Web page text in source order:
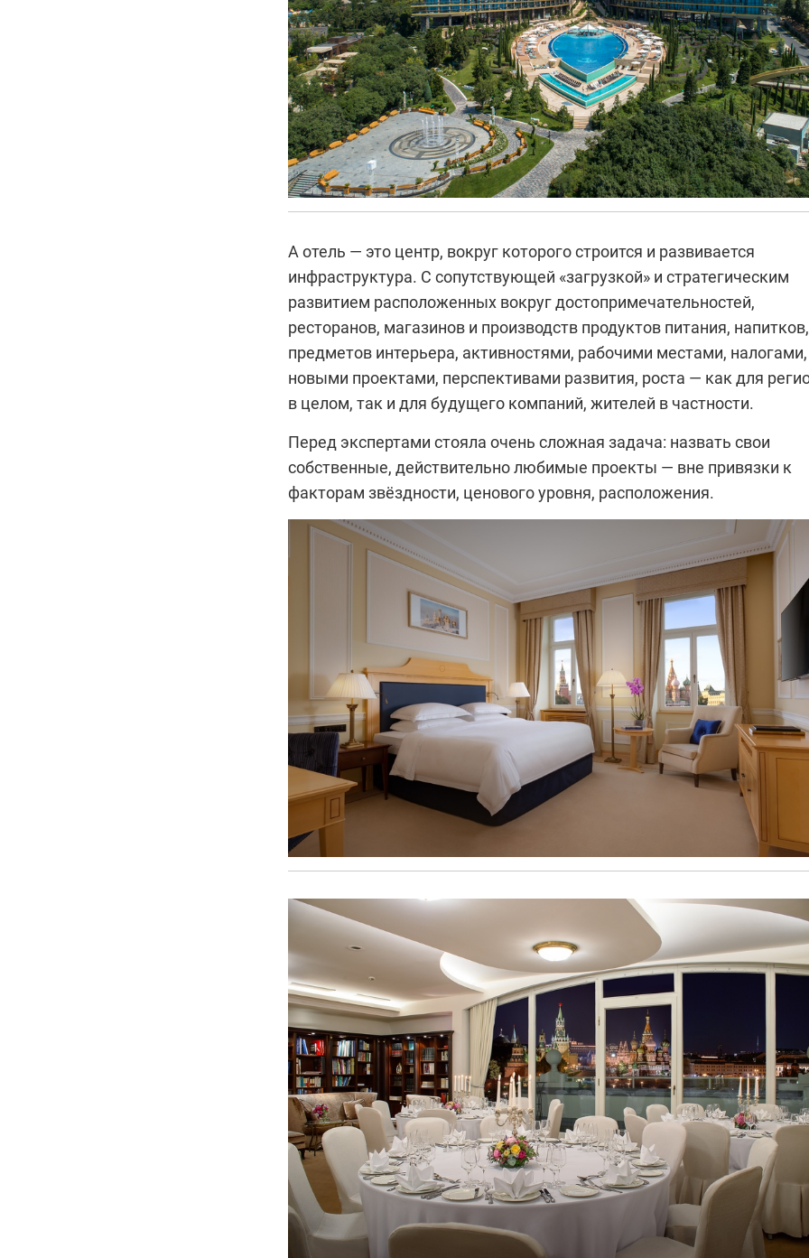
А отель — это центр, вокруг которого строится и развивается
инфраструктура. С сопутствующей «загрузкой» и стратегическим
развитием расположенных вокруг достопримечательностей,
ресторанов, магазинов и производств продуктов питания, напитков,
предметов интерьера, активностями, рабочими местами, налогами,
новыми проектами, перспективами развития, роста — как для
в целом, так и для будущего компаний, жителей в частности.
Перед экспертами стояла очень сложная задача: назвать свои
собственные, действительно любимые проекты — вне привязки к
факторам звёздности, ценового уровня, расположения.